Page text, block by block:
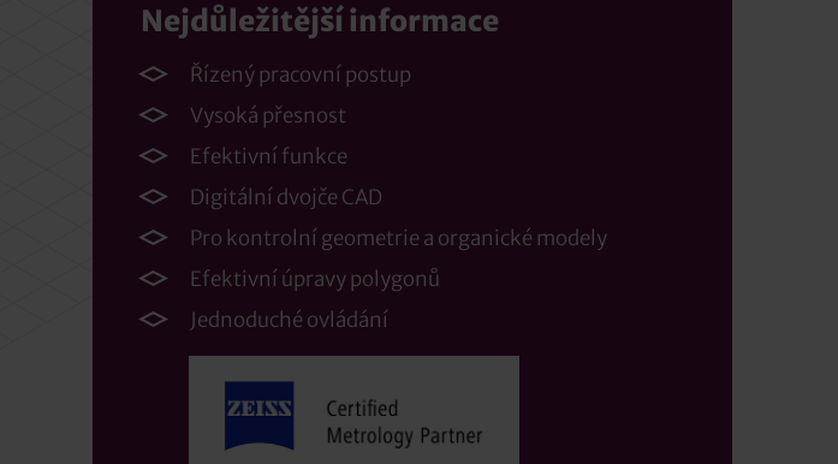
Nejdůležitější informace
Řízený pracovní postup
Vysoká přesnost
Efektivní funkce
Digitální dvojče CAD
Pro kontrolní geometrie a organické modely
Efektivní úpravy polygonů
Jednoduché ovládání